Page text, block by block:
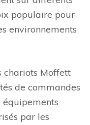
populaire pour
environnements
chariots Moffett
de commandes
équipements
par les